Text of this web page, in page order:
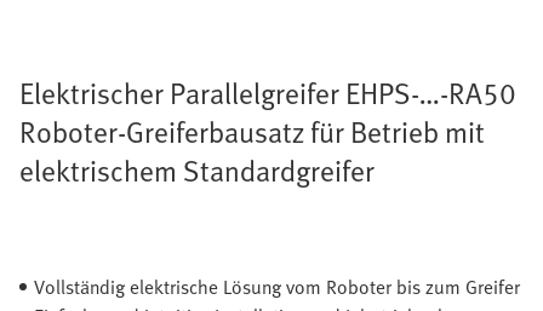
Elektrischer Parallelgreifer EHPS-…-RA50
Roboter-Greiferbausatz für Betrieb mit
elektrischem Standardgreifer
Vollständig elektrische Lösung vom Roboter bis zum Greifer